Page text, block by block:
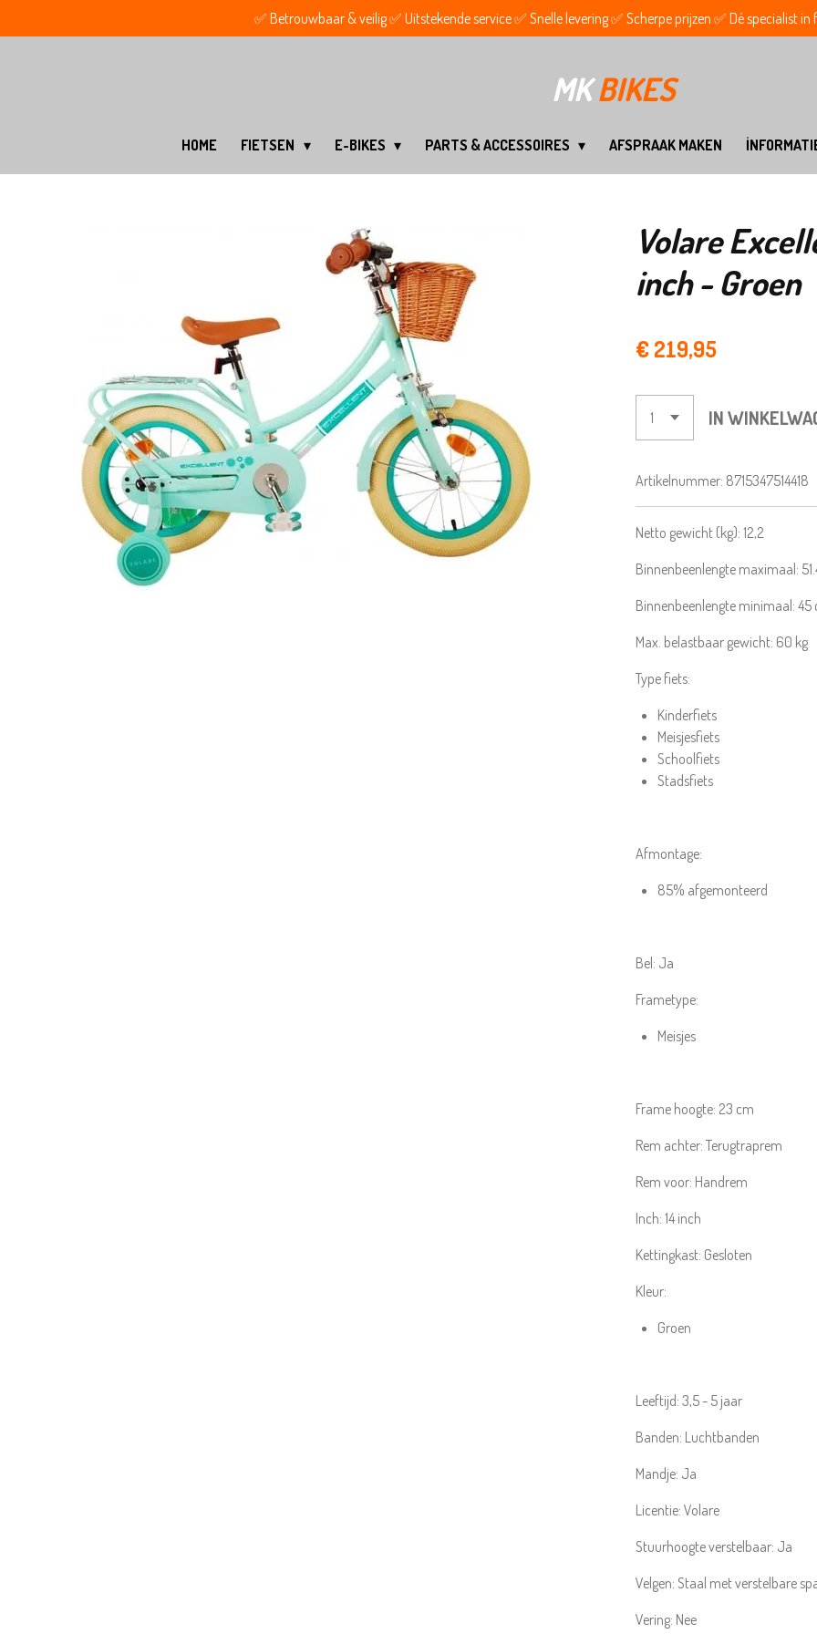
direct
✅ Betrouwbaar & veilig ✅ Uitstekende service ✅ Snelle levering ✅ Scherpe prijzen ✅ Dé specialist
MKBIKES
HOME FIETSEN E-BIKES PARTS & ACCESSOIRES AFSPRAAK MAKEN
Volare
inch - Groen
€ 219,95
IN
Artikelnummer: 8715347514418
Netto gewicht (kg): 12,2
Binnenbeenlengte maximaal:
Binnenbeenlengte minimaal: 45
Max. belastbaar gewicht: 60 kg
Type fiets:
Kinderfiets
Meisjesfiets
Schoolfiets
Stadsfiets
Afmontage:
85% afgemonteerd
Bel: Ja
Frametype:
Meisjes
Frame hoogte: 23 cm
Rem achter: Terugtraprem
Rem voor: Handrem
Inch: 14 inch
Kettingkast: Gesloten
Kleur:
Groen
Leeftijd: 3,5 - 5 jaar
Banden: Luchtbanden
Mandje: Ja
Licentie: Volare
Stuurhoogte verstelbaar: Ja
Velgen: Staal met verstelbare
Vering: Nee